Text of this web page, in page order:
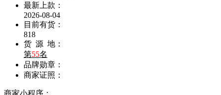
最新上款：
2026-08-04
目前有货：
818
货 源 地：
第55名
品牌勋章：
商家证照：
商家小程序：